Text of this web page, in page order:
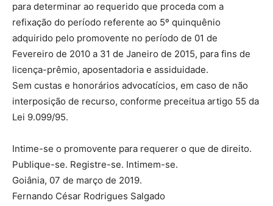
para determinar ao requerido que proceda com a
refixação do período referente ao 5º quinquênio
adquirido pelo promovente no período de 01 de
Fevereiro de 2010 a 31 de Janeiro de 2015, para fins de
licença-prêmio, aposentadoria e assiduidade.
Sem custas e honorários advocatícios, em caso de não
interposição de recurso, conforme preceitua artigo 55 da
Lei 9.099/95.
Intime-se o promovente para requerer o que de direito.
Publique-se. Registre-se. Intimem-se.
Goiânia, 07 de março de 2019.
Fernando César Rodrigues Salgado